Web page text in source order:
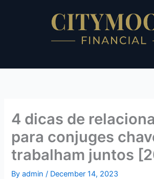
4 dicas de
para conjuges
trabalham juntos
Byadmin/ December 14, 2023